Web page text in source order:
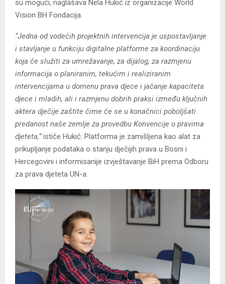
su mogući, naglašava Nela Hukić iz organizacije World
Vision BH Fondacija.
“Jedna od vodećih projektnih intervencija je uspostavljanje
i stavljanje u funkciju digitalne platforme za koordinaciju
koja će služiti za umrežavanje, za dijalog, za razmjenu
informacija o planiranim, tekućim i realiziranim
intervencijama u domenu prava djece i jačanje kapaciteta
djece i mladih, ali i razmjenu dobrih praksi između ključnih
aktera dječije zaštite čime će se u konačnici poboljšati
predanost naše zemlje za provedbu Konvencije o pravima
djeteta,”ističe Hukić. Platforma je zamišljena kao alat za
prikupljanje podataka o stanju dječijih prava u Bosni i
Hercegovini i informisanije izvještavanje BiH prema Odboru
za prava djeteta UN-a.